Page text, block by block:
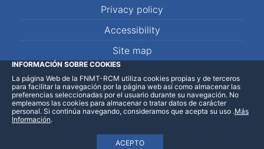
Privacy policy
Accessibility
Site map
LinkedInFacebookWhatsApp
INFORMACIÓN SOBRE COOKIES
La página Web de la FNMT-RCM utiliza cookies propias y de terceros
para facilitar la navegación por la página web así como almacenar las
preferencias seleccionadas por el usuario durante su navegación. No
empleamos las cookies para almacenar o tratar datos de carácter
personal. Si continúa navegando, consideramos que acepta su uso
ACEPTO
.Más
Información.